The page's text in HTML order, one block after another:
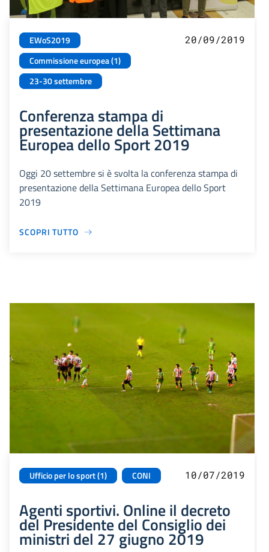
EWoS2019
Commissione europea (1)
23-30 settembre
20/09/2019
Conferenza stampa di
presentazione della Settimana
Europea dello Sport 2019
Oggi 20 settembre si è svolta la conferenza stampa di
presentazione della Settimana Europea dello Sport
2019
SCOPRI TUTTO
Ufficio per lo sport (1) CONI 10/07/2019
Agenti sportivi. Online il decreto
del Presidente del Consiglio dei
ministri del 27 giugno 2019